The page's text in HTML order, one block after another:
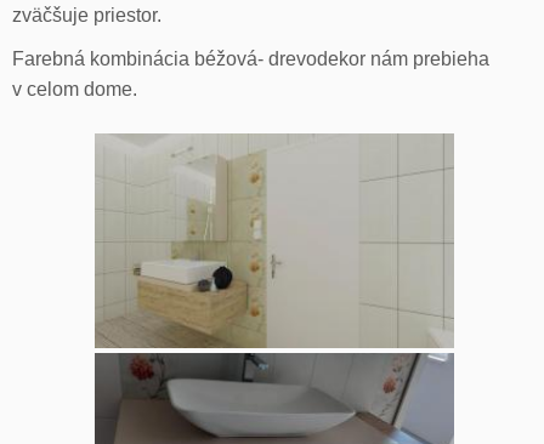
zväčšuje priestor.
Farebná kombinácia béžová- drevodekor nám prebieha
v celom dome.